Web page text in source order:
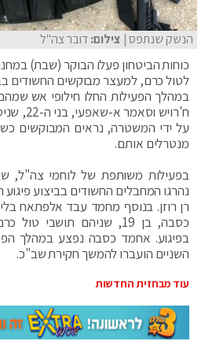
הנשק שנתפס| צילום:דובר צה"ל
כוחות הביטחון פעלו הבוקר (שבת)
לטול כרם, למעצר מבוקשים החשודים
במהלך הפעילות החלו חילופי אש
ח'רויש
על ידי המשטרה, נראים המבוקשים
מנטרלים אותם.
בפעילות משותפת של לוחמי צה"ל,
נהרגו המחבלים החשודים בביצוע פיגוע
כסבה, בן 19, שניהם תושבי
בפיגוע. אחמד כסבה נפצע במהלך
השניים הועברו להמשך חקירת שב"כ.
עוד מבחזית החדשות